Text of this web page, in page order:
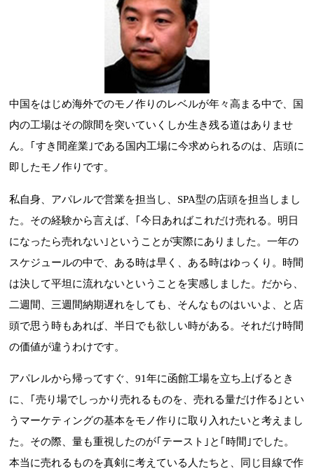
中国をはじめ海外でのモノ作りのレベルが年々高まる中で、国
内の工場はその隙間を突いていくしか生き残る道はありませ
ん。｢すき間産業｣である国内工場に今求められるのは、店頭に
即したモノ作りです。
私自身、アパレルで営業を担当し、SPA型の店頭を担当しまし
た。その経験から言えば、｢今日あればこれだけ売れる。明日
になったら売れない｣ということが実際にありました。一年の
スケジュールの中で、ある時は早く、ある時はゆっくり。時間
は決して平坦に流れないということを実感しました。だから、
二週間、三週間納期遅れをしても、そんなものはいいよ、と店
頭で思う時もあれば、半日でも欲しい時がある。それだけ時間
の価値が違うわけです。
アパレルから帰ってすぐ、91年に函館工場を立ち上げるとき
に、｢売り場でしっかり売れるものを、売れる量だけ作る｣とい
うマーケティングの基本をモノ作りに取り入れたいと考えまし
た。その際、量も重視したのが｢テースト｣と｢時間｣でした。
本当に売れるものを真剣に考えている人たちと、同じ目線で作